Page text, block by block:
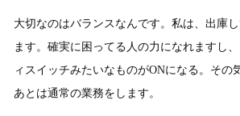
大切なのはバランスなんです。私は、出庫
ます。確実に困ってる人の力になれますし
ィスイッチみたいなものがONになる。その
あとは通常の業務をします。